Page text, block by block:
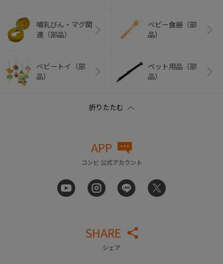
哺乳びん・マグ関
連（部品）
ベビー食器（部
品）
ベビートイ（部
品）
ペット用品（部
品）
APP
コンビ 公式アカウント
SHARE
シェア